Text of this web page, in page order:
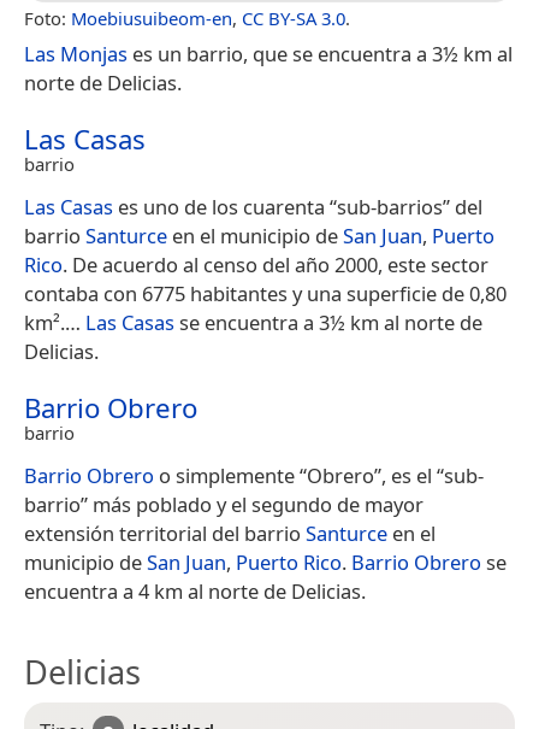
Foto: Moebiusuibeom-en, CC BY-SA 3.0.
Las Monjas es un barrio, que se encuentra a 3½ km al
norte de Delicias.
Las Casas
barrio
Las Casas es uno de los cuarenta “sub-barrios” del
barrio Santurce en el municipio deSan Juan, Puerto
Rico. De acuerdo al censo del año 2000, este sector
contaba con 6775 habitantes y una superficie de 0,80
km².​… Las Casasse encuentra a 3½ km al norte de
Delicias.
Barrio Obrero
barrio
Barrio Obrero o simplemente “Obrero”, es el “sub-
barrio” más poblado y el segundo de mayor
extensión territorial del barrio Santurce en el
municipio deSan Juan, Puerto Rico. Barrio Obrero se
encuentra a 4 km al norte de Delicias.
Delicias